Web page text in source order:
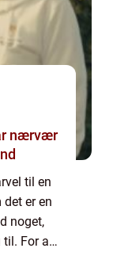
til en
er en
noget,
For at